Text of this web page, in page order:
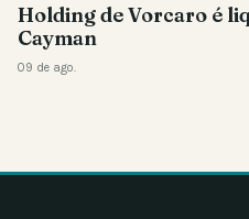
Holding de Vorcaro é
Cayman
09 de ago.